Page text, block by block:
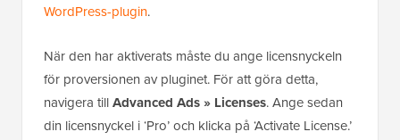
WordPress-plugin.
När den har aktiverats måste du ange licensnyckeln
för proversionen av pluginet. För att göra detta,
navigera tillAdvanced Ads » Licenses. Ange sedan
din licensnyckel i ‘Pro’ och klicka på ‘Activate License.’